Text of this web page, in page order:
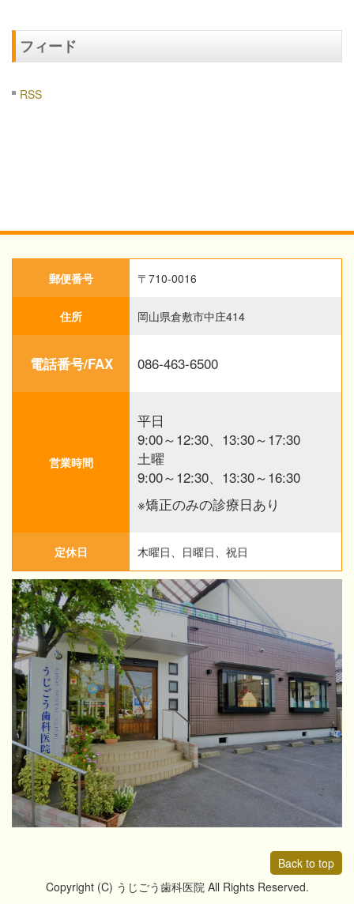
フィード
RSS
郵便番号 〒710-0016
住所 岡山県倉敷市中庄414
電話番号/FAX 086-463-6500
営業時間
平日
9:00～12:30、13:30～17:30
土曜
9:00～12:30、13:30～16:30
※矯正のみの診療日あり
定休日 木曜日、日曜日、祝日
Back to top
Copyright (C) うじごう歯科医院 All Rights Reserved.